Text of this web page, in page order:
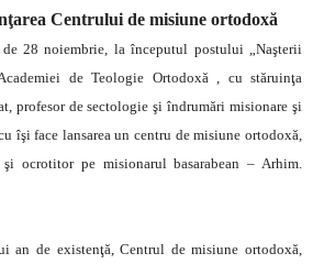
Centrului de misiune ortodoxă
28 noiembrie, la începutul postului „Naşterii
de Teologie Ortodoxă , cu stăruinţa
profesor de sectologie şi îndrumări misionare şi
îşi face lansarea un centru de misiune ortodoxă,
ocrotitor pe misionarul basarabean – Arhim.
an de existenţă, Centrul de misiune ortodoxă,